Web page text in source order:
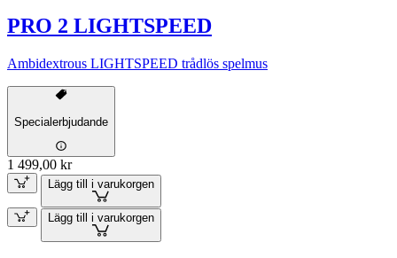
PRO 2 LIGHTSPEED
Ambidextrous LIGHTSPEED trådlös spelmus
Specialerbjudande
1 499,00 kr
Lägg till i varukorgen
Lägg till i varukorgen